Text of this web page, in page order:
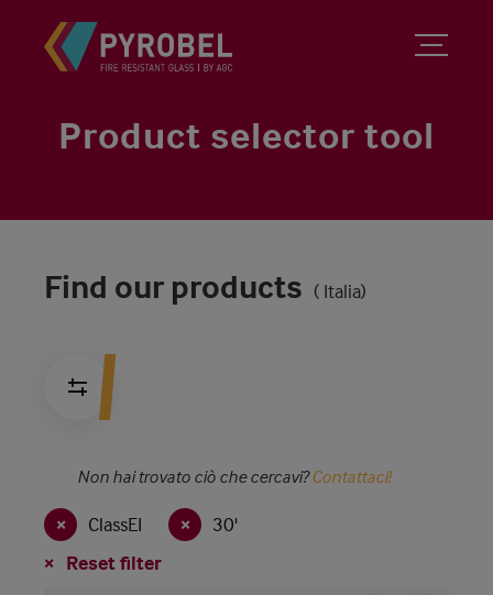
Product selector tool
Find our products ( Italia)
Non hai trovato ciò che cercavi?Contattaci!
ClassEI
30'
Reset filter